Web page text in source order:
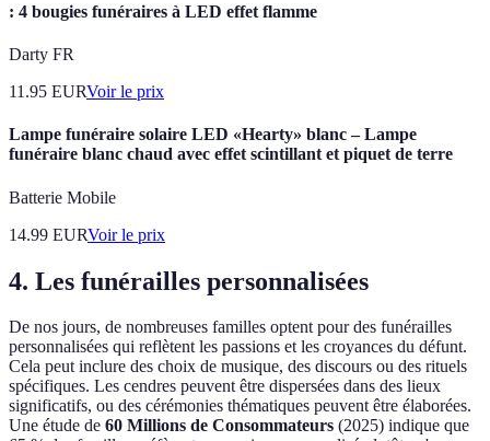
: 4 bougies funéraires à LED effet flamme
Darty FR
11.95 EURVoir le prix
Lampe funéraire solaire LED «Hearty» blanc – Lampe
funéraire blanc chaud avec effet scintillant et piquet de terre
Batterie Mobile
14.99 EURVoir le prix
4. Les funérailles personnalisées
De nos jours, de nombreuses familles optent pour des funérailles
personnalisées qui reflètent les passions et les croyances du défunt.
Cela peut inclure des choix de musique, des discours ou des rituels
spécifiques. Les cendres peuvent être dispersées dans des lieux
significatifs, ou des cérémonies thématiques peuvent être élaborées.
Une étude de 60 Millions de Consommateurs (2025) indique que